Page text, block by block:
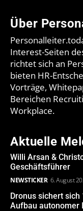
Über
Interest-Seiten
richtet sich an
bieten HR-
Vorträge,
Bereichen
Workplace.
Aktuelle
Willi Arsan &
Geschäftsführer
NEWSTICKER 6. August
Dronus sichert
Aufbau autonomer